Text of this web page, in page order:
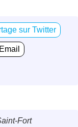
sur Twitter
Fort